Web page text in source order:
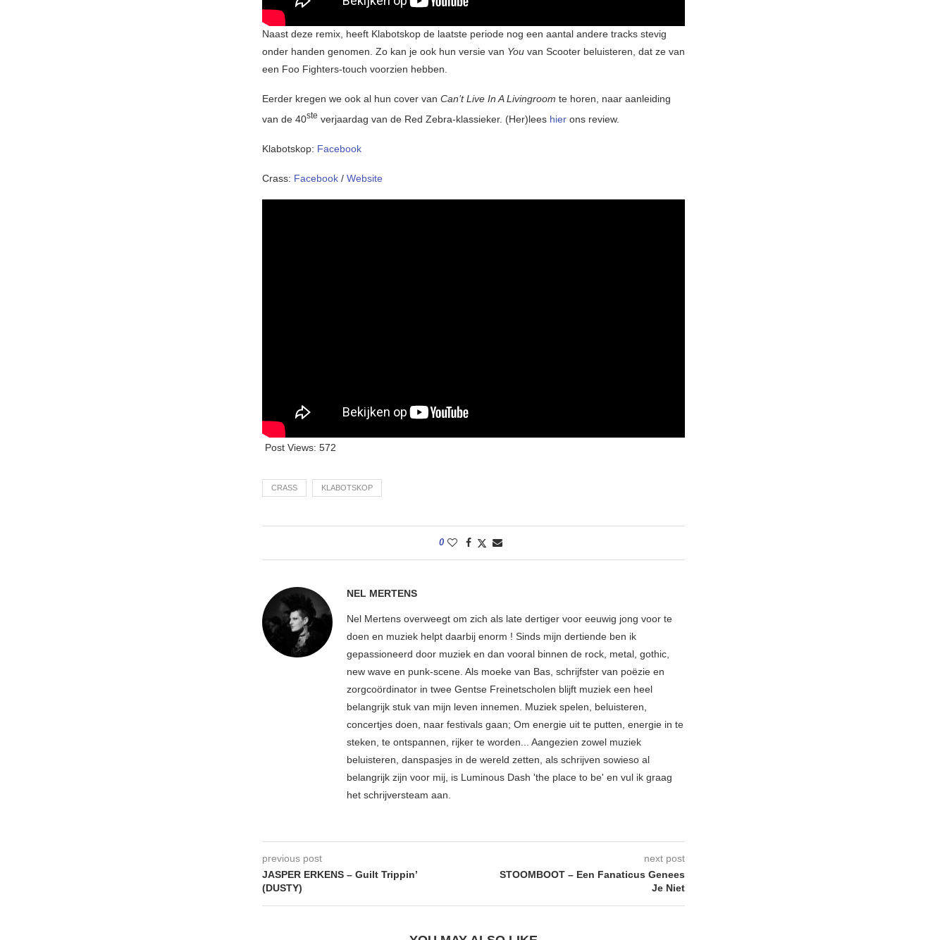
Naast deze remix, heeft Klabotskop de laatste periode nog een aantal andere tracks stevig
onder handen genomen. Zo kan je ook hun versie van You van Scooter beluisteren, dat ze van
een Foo Fighters-touch voorzien hebben.
Eerder kregen we ook al hun cover van Can’t Live In A Livingroom te horen, naar aanleiding
van de 40ste verjaardag van de Red Zebra-klassieker. (Her)lees hier ons review.
Klabotskop: Facebook
Crass: Facebook / Website
Post Views: 572
CRASS KLABOTSKOP
0
NEL MERTENS
Nel Mertens overweegt om zich als late dertiger voor eeuwig jong voor te
doen en muziek helpt daarbij enorm ! Sinds mijn dertiende ben ik
gepassioneerd door muziek en dan vooral binnen de rock, metal, gothic,
new wave en punk-scene. Als moeke van Bas, schrijfster van poëzie en
zorgcoördinator in twee Gentse Freinetscholen blijft muziek een heel
belangrijk stuk van mijn leven innemen. Muziek spelen, beluisteren,
concertjes doen, naar festivals gaan; Om energie uit te putten, energie in te
steken, te ontspannen, rijker te worden... Aangezien zowel muziek
beluisteren, danspasjes in de wereld zetten, als schrijven sowieso al
belangrijk zijn voor mij, is Luminous Dash 'the place to be' en vul ik graag
het schrijversteam aan.
previous post
JASPER ERKENS – Guilt Trippin’
(DUSTY)
next post
STOOMBOOT – Een Fanaticus Genees
Je Niet